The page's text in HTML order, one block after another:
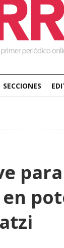
SECCIONES